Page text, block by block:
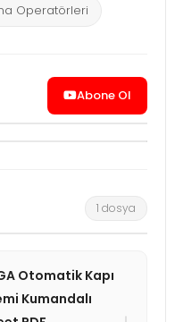
Operatörleri
Abone Ol
1 dosya
Otomatik Kapı
Kumandalı